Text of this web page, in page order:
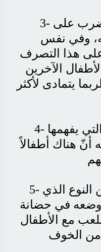
3- إن قام أحد بالاعتداء بالضرب على
وفي نفس
على هذا التصرف
الآخرين
يتمادى لأكثر
4- تكلمي مع طفلك باللغة التي يفهمها
هناك أطفالاً
5- إن شعرت بأن طفلك من النوع الذي
وضعه في حضانة
مع الأطفال
الخوف